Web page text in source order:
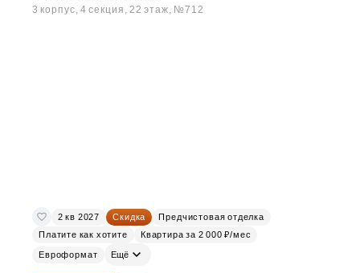
3 корпус, 4 секция, 22 этаж, №712
2 кв 2027 Скидка
Предчистовая отделка
Платите как хотите
Квартира за 2 000 ₽/мес
Евроформат Ещё